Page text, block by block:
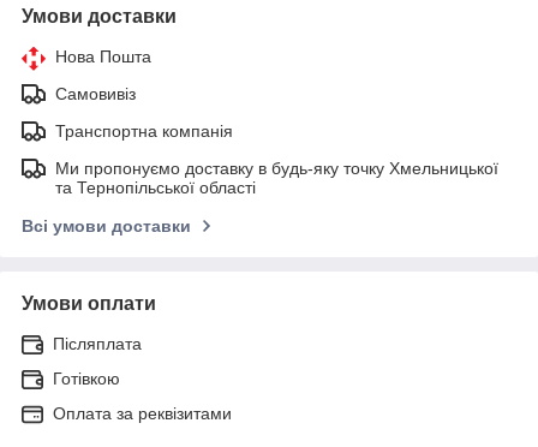
Умови доставки
Нова Пошта
Самовивіз
Транспортна компанія
Ми пропонуємо доставку в будь-яку точку Хмельницької
та Тернопільської області
Всі умови доставки
Умови оплати
Післяплата
Готівкою
Оплата за реквізитами